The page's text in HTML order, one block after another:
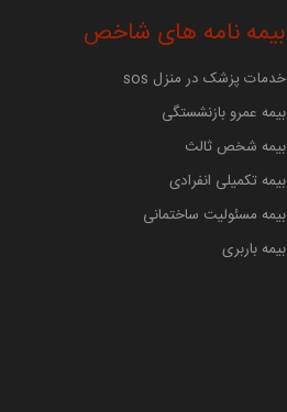
بیمه نامه های شاخص
خدمات پزشک در منزل sos
بیمه عمرو بازنشستگی
بیمه شخص ثالث
بیمه تکمیلی انفرادی
بیمه مسئولیت ساختمانی
بیمه باربری